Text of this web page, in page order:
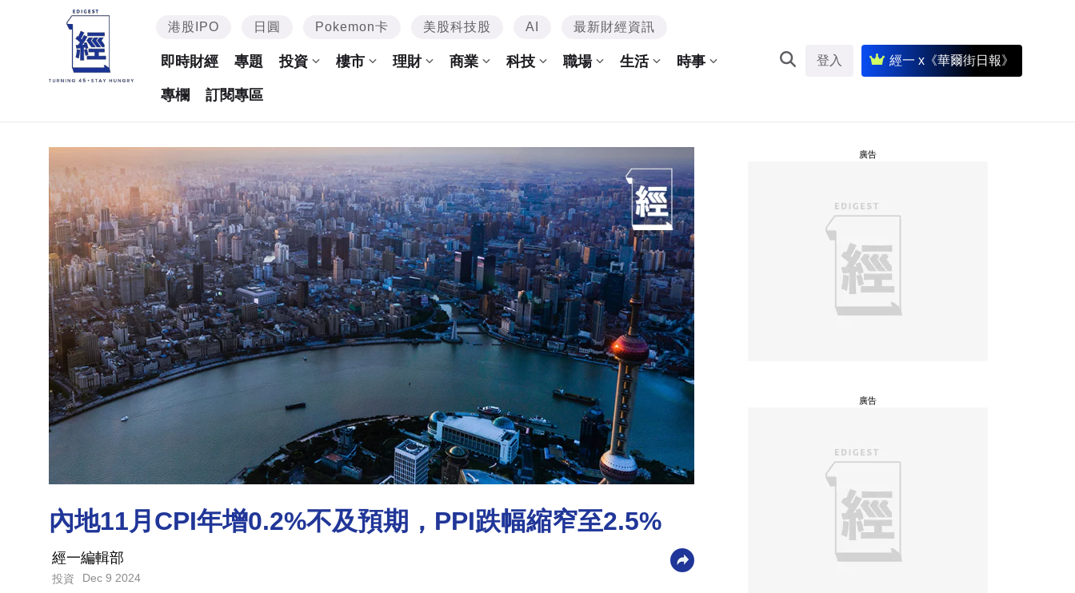
港股IPO 日圓 Pokemon卡 美股科技股 AI 最新財經資訊
即時財經 專題 投資 樓市 理財 商業 科技 職場 生活 時事
專欄 訂閱專區
登入 經一 x《華爾街日報》
內地11月CPI年增0.2%不及預期，PPI跌幅縮窄至2.5%
經一編輯部
投資 Dec 9 2024
廣告
廣告